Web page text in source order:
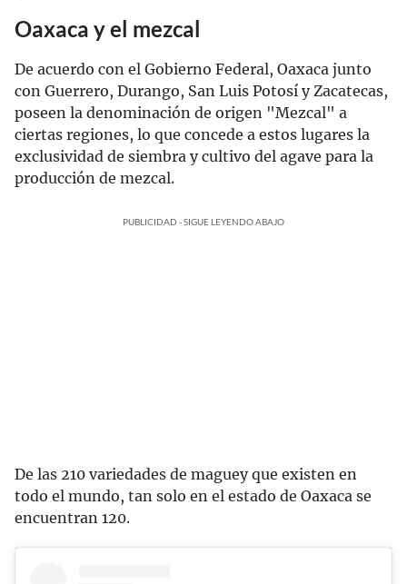
Oaxaca y el mezcal
De acuerdo con el Gobierno Federal, Oaxaca junto
con Guerrero, Durango, San Luis Potosí y Zacatecas,
poseen la denominación de origen "Mezcal" a
ciertas regiones, lo que concede a estos lugares la
exclusividad de siembra y cultivo del agave para la
producción de mezcal.
PUBLICIDAD - SIGUE LEYENDO ABAJO
De las 210 variedades de maguey que existen en
todo el mundo, tan solo en el estado de Oaxaca se
encuentran 120.